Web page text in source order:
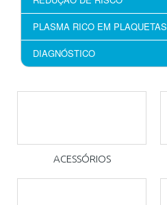
PLASMA RICO EM PLAQUETAS
DIAGNÓSTICO
ACESSÓRIOS